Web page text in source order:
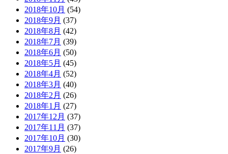
2018年10月 (54)
2018年9月 (37)
2018年8月 (42)
2018年7月 (39)
2018年6月 (50)
2018年5月 (45)
2018年4月 (52)
2018年3月 (40)
2018年2月 (26)
2018年1月 (27)
2017年12月 (37)
2017年11月 (37)
2017年10月 (30)
2017年9月 (26)